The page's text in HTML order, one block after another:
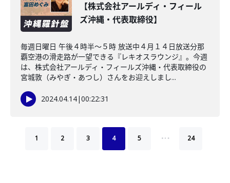
【株式会社アールディ・フィール
ズ沖縄・代表取締役】
毎週日曜日 午後４時半～５時 放送中４月１４日放送分那
覇空港の滑走路が一望できる『レキオスラウンジ』。今週
は、株式会社アールディ・フィールズ沖縄・代表取締役の
宮城敦（みやぎ・あつし）さんをお迎えしまし...
2024.04.14|00:22:31
1 2 3 4 5 … 24